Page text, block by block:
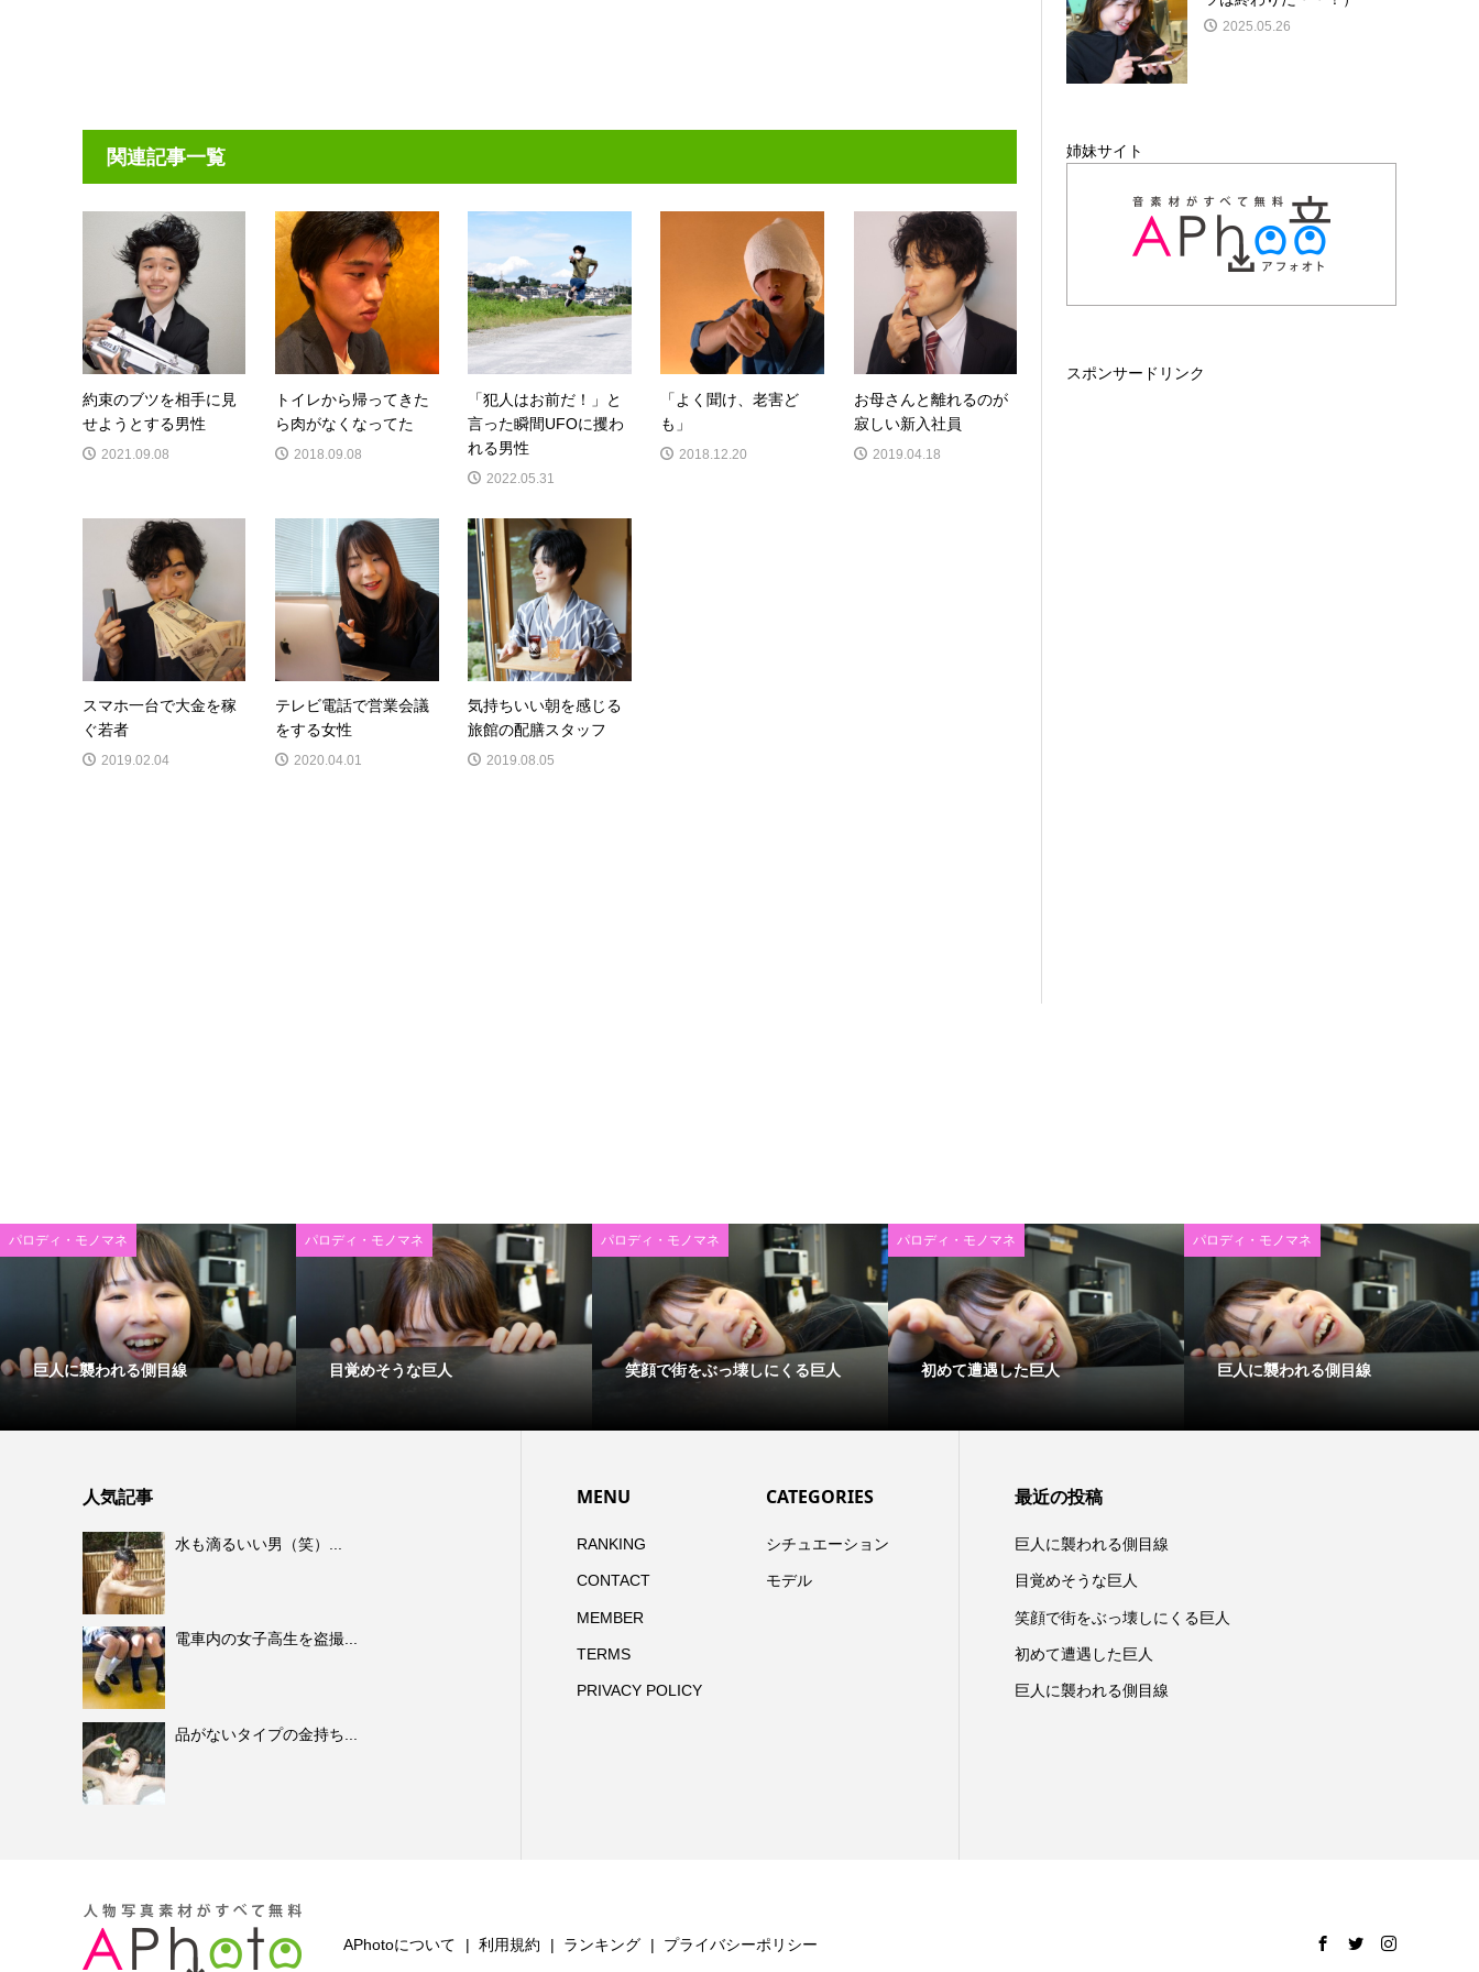
関連記事一覧
約束のブツを相手に見
せようとする男性
2021.09.08
トイレから帰ってきた
ら肉がなくなってた
2018.09.08
「犯人はお前だ！」と
言った瞬間UFOに攫わ
れる男性
2022.05.31
「よく聞け、老害ど
も」
2018.12.20
お母さんと離れるのが
寂しい新入社員
2019.04.18
スマホ一台で大金を稼
ぐ若者
2019.02.04
テレビ電話で営業会議
をする女性
2020.04.01
気持ちいい朝を感じる
旅館の配膳スタッフ
2019.08.05
2025.05.26
姉妹サイト
スポンサードリンク
パロディ・モノマネ
巨人に襲われる側目線
パロディ・モノマネ
目覚めそうな巨人
パロディ・モノマネ
笑顔で街をぶっ壊しにくる巨人
パロディ・モノマネ
初めて遭遇した巨人
パロディ・モノマネ
巨人に襲われる側目線
人気記事
水も滴るいい男（笑）...
電車内の女子高生を盗撮...
品がないタイプの金持ち...
MENU
RANKING
CONTACT
MEMBER
TERMS
PRIVACY POLICY
CATEGORIES
シチュエーション
モデル
最近の投稿
巨人に襲われる側目線
目覚めそうな巨人
笑顔で街をぶっ壊しにくる巨人
初めて遭遇した巨人
巨人に襲われる側目線
APhotoについて 利用規約 ランキング プライバシーポリシー